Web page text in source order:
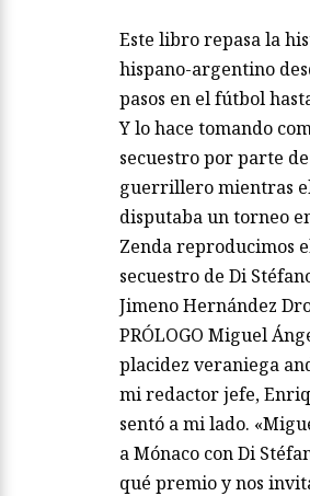
Este libro repasa la
hispano-argentino
pasos en el fútbol
Y lo hace tomando
secuestro por parte
guerrillero mientras
disputaba un torneo
Zenda reproducimos
secuestro de Di
Jimeno Hernández
PRÓLOGO Miguel
placidez veraniega
mi redactor jefe,
sentó a mi lado.
a Mónaco con Di
qué premio y nos